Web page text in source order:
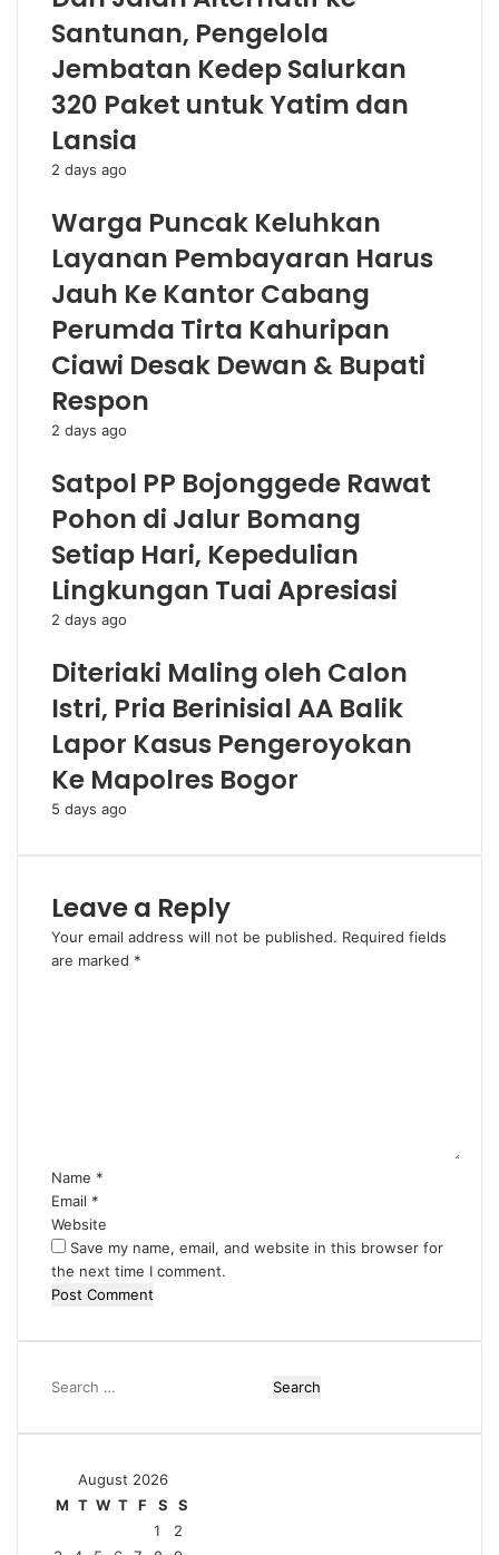
Santunan, Pengelola
Jembatan Kedep Salurkan
320 Paket untuk Yatim dan
Lansia
2 days ago
Warga Puncak Keluhkan
Layanan Pembayaran Harus
Jauh Ke Kantor Cabang
Perumda Tirta Kahuripan
Ciawi Desak Dewan & Bupati
Respon
2 days ago
Satpol PP Bojonggede Rawat
Pohon di Jalur Bomang
Setiap Hari, Kepedulian
Lingkungan Tuai Apresiasi
2 days ago
Diteriaki Maling oleh Calon
Istri, Pria Berinisial AA Balik
Lapor Kasus Pengeroyokan
Ke Mapolres Bogor
5 days ago
Leave a Reply
Your email address will not be published. Required fields
are marked *
Name *
Email *
Website
Save my name, email, and website in this browser for
the next time I comment.
Search
August 2026
M T W T F S
S
1
2